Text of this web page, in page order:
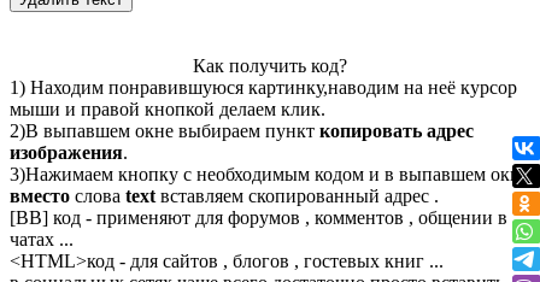
Как получить код?
1) Находим понравившуюся картинку,наводим на неё курсор
мыши и правой кнопкой делаем клик.
2)В выпавшем окне выбираем пункт копировать адрес
изображения.
3)Нажимаем кнопку с необходимым кодом и в выпавшем окне
вместо слова text вставляем скопированный адрес .
[BB] код - применяют для форумов , комментов , общении в
чатах ...
<HTML>код - для сайтов , блогов , гостевых книг ...